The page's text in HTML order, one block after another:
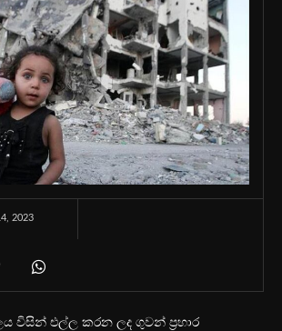
2023
විසින් එල්ල කරන ලද ගුවන් ප්‍රහාර